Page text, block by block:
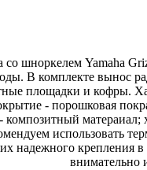
шноркелем Yamaha
В комплекте вынос
площадки и кофры.
- порошковая
использовать
надежного крепления
внимательно